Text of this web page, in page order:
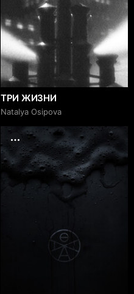
ТРИ ЖИЗНИ
Natalya Osipova